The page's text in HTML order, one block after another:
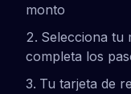
monto
Selecciona tu
completa los
Tu tarjeta de